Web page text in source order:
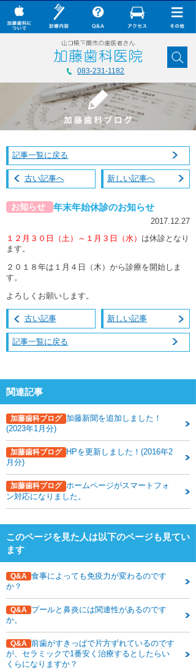
記事一覧に戻る
新しい記事へ
古い記事へ
お知らせ 年末年始休診のお知らせ
2017.12.27
１２月３０日（土）～１月３日（水） は休診となり
ます。
２０１８年は１月４日（木）から診療を開始しま
す。
よろしくお願いします。
新しい記事
古い記事
記事一覧に戻る
関連記事
加藤歯科ブログ 加藤新聞を追加しました！
(2023年1月分)
加藤歯科ブログ HPを更新しました！(2016年2
月分)
加藤歯科ブログ ホームページがスマートフォ
ン対応になりました。
このページを見た人は以下のページも見てい
ます
Q&A
食事によっても免疫力が変わるのです
か？
Q&A
プールと鼻炎には関連性があるのです
か。
Q&A
前歯がすきっぱで片方ずれているのです
が、セラミックで1番安く治療するとしたらい
くらになりますか？
× CLOSE
加藤歯科について
診療内容
Q&A
コラム
ダウンロード
無料メール相談
年賀状・暑中お見舞い